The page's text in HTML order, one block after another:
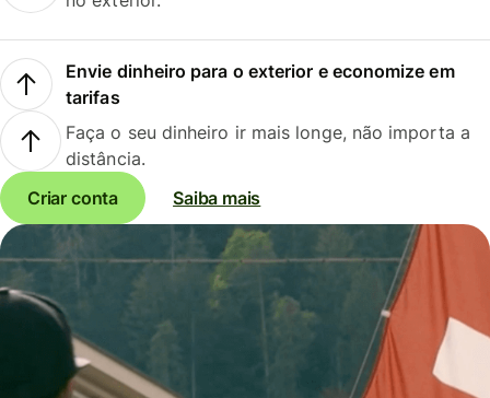
Envie dinheiro para o exterior e economize em
tarifas
Faça o seu dinheiro ir mais longe, não importa a
distância.
Criar conta
Saiba mais